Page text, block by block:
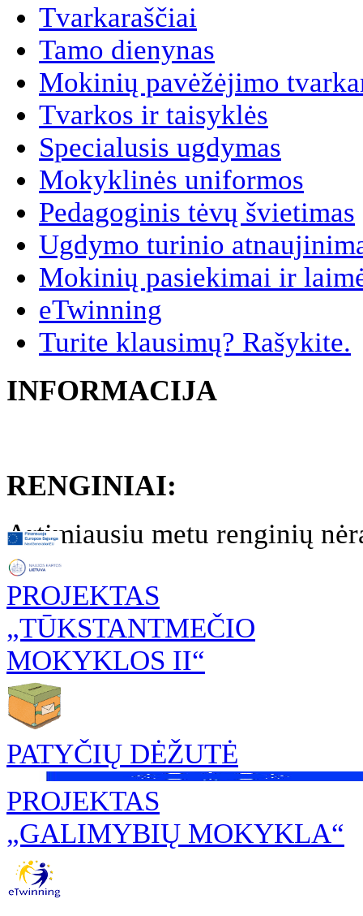
Tvarkaraščiai
Tamo dienynas
Mokinių pavėžėjimo
Tvarkos ir taisyklės
Specialusis ugdymas
Mokyklinės uniformos
Pedagoginis tėvų švietimas
Ugdymo turinio
Mokinių pasiekimai ir
eTwinning
Turite klausimų? Rašykite.
INFORMACIJA
RENGINIAI:
Artimiausiu metu renginių
PROJEKTAS
„TŪKSTANTMEČIO
MOKYKLOS II“
PATYČIŲ DĖŽUTĖ
PROJEKTAS
„GALIMYBIŲ MOKYKLA“